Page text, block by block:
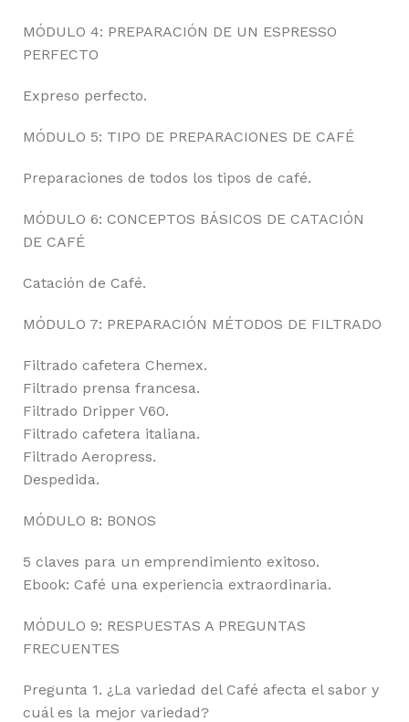
MÓDULO 4: PREPARACIÓN DE UN ESPRESSO
PERFECTO
Expreso perfecto.
MÓDULO 5: TIPO DE PREPARACIONES DE CAFÉ
Preparaciones de todos los tipos de café.
MÓDULO 6: CONCEPTOS BÁSICOS DE CATACIÓN
DE CAFÉ
Catación de Café.
MÓDULO 7: PREPARACIÓN MÉTODOS DE FILTRADO
Filtrado cafetera Chemex.
Filtrado prensa francesa.
Filtrado Dripper V60.
Filtrado cafetera italiana.
Filtrado Aeropress.
Despedida.
MÓDULO 8: BONOS
5 claves para un emprendimiento exitoso.
Ebook: Café una experiencia extraordinaria.
MÓDULO 9: RESPUESTAS A PREGUNTAS
FRECUENTES
Pregunta 1. ¿La variedad del Café afecta el sabor y
cuál es la mejor variedad?